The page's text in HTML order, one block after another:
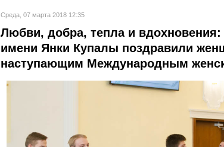
Среда, 07 марта 2018 12:35
Любви, добра, тепла и вдохновения:
имени Янки Купалы поздравили
наступающим Международным